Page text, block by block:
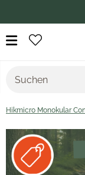
Hikmicro Monokular